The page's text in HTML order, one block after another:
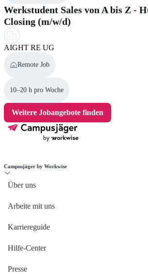
Werkstudent Sales von A bis Z -
Closing (m/w/d)
AIGHT RE UG
Remote Job
10–20 h pro Woche
Weitere Jobangebote finden
Campusjäger by Workwise
Über uns
Arbeite mit uns
Karriereguide
Hilfe-Center
Presse